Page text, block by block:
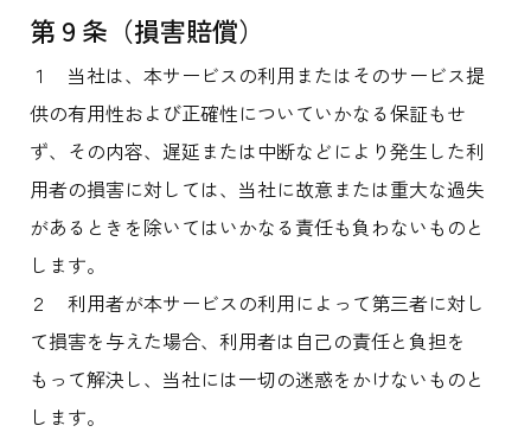
第９条（損害賠償）
１ 当社は、本サービスの利用またはそのサービス提
供の有用性および正確性についていかなる保証もせ
ず、その内容、遅延または中断などにより発生した利
用者の損害に対しては、当社に故意または重大な過失
があるときを除いてはいかなる責任も負わないものと
します。
２ 利用者が本サービスの利用によって第三者に対し
て損害を与えた場合、利用者は自己の責任と負担を
もって解決し、当社には一切の迷惑をかけないものと
します。